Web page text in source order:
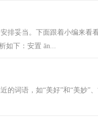
安排妥当。下面跟着小编来
如下：安置 ān...
词语，如“美好”和“美妙”、